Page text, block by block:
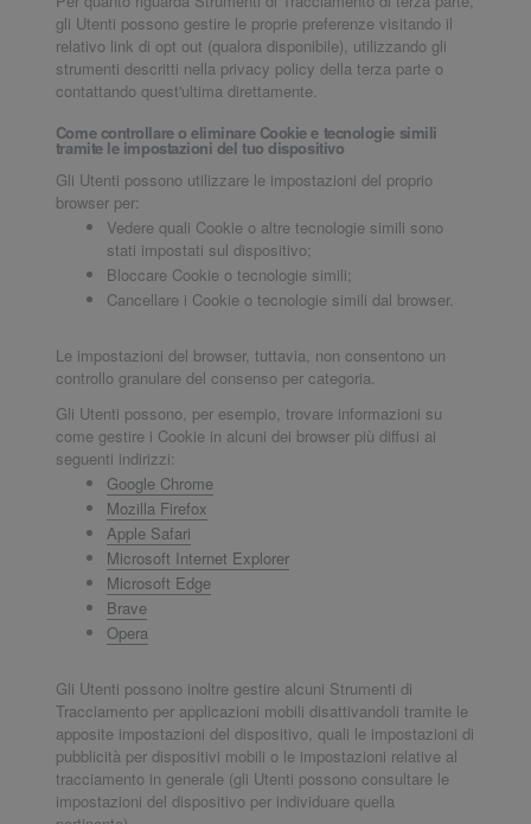
gli Utenti possono gestire le proprie preferenze visitando il
relativo link di opt out (qualora disponibile), utilizzando gli
strumenti descritti nella privacy policy della terza parte o
contattando quest'ultima direttamente.
Come controllare o eliminare Cookie e tecnologie simili
tramite le impostazioni del tuo dispositivo
Gli Utenti possono utilizzare le impostazioni del proprio
browser per:
Vedere quali Cookie o altre tecnologie simili sono
stati impostati sul dispositivo;
Bloccare Cookie o tecnologie simili;
Cancellare i Cookie o tecnologie simili dal browser.
Le impostazioni del browser, tuttavia, non consentono un
controllo granulare del consenso per categoria.
Gli Utenti possono, per esempio, trovare informazioni su
come gestire i Cookie in alcuni dei browser più diffusi ai
seguenti indirizzi:
Google Chrome
Mozilla Firefox
Apple Safari
Microsoft Internet Explorer
Microsoft Edge
Brave
Opera
Gli Utenti possono inoltre gestire alcuni Strumenti di
Tracciamento per applicazioni mobili disattivandoli tramite le
apposite impostazioni del dispositivo, quali le impostazioni di
pubblicità per dispositivi mobili o le impostazioni relative al
tracciamento in generale (gli Utenti possono consultare le
impostazioni del dispositivo per individuare quella